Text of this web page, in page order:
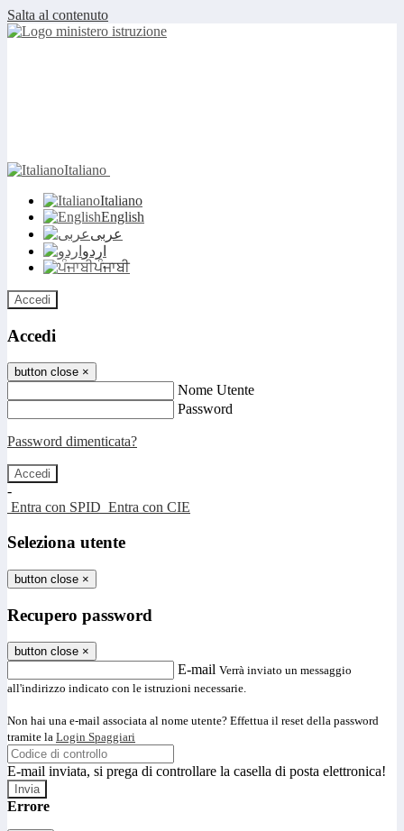
Salta al contenuto
Italiano
Italiano
English
عربى
اردو
ਪੰਜਾਬੀ
Accedi
Accedi
button close ×
Nome Utente
Password
Password dimenticata?
-
Entra con SPID Entra con CIE
Seleziona utente
button close ×
Recupero password
button close ×
E-mail Verrà inviato un messaggio
all'indirizzo indicato con le istruzioni necessarie.
Non hai una e-mail associata al nome utente? Effettua il reset della password
tramite la Login Spaggiari
E-mail inviata, si prega di controllare la casella di posta elettronica!
Errore